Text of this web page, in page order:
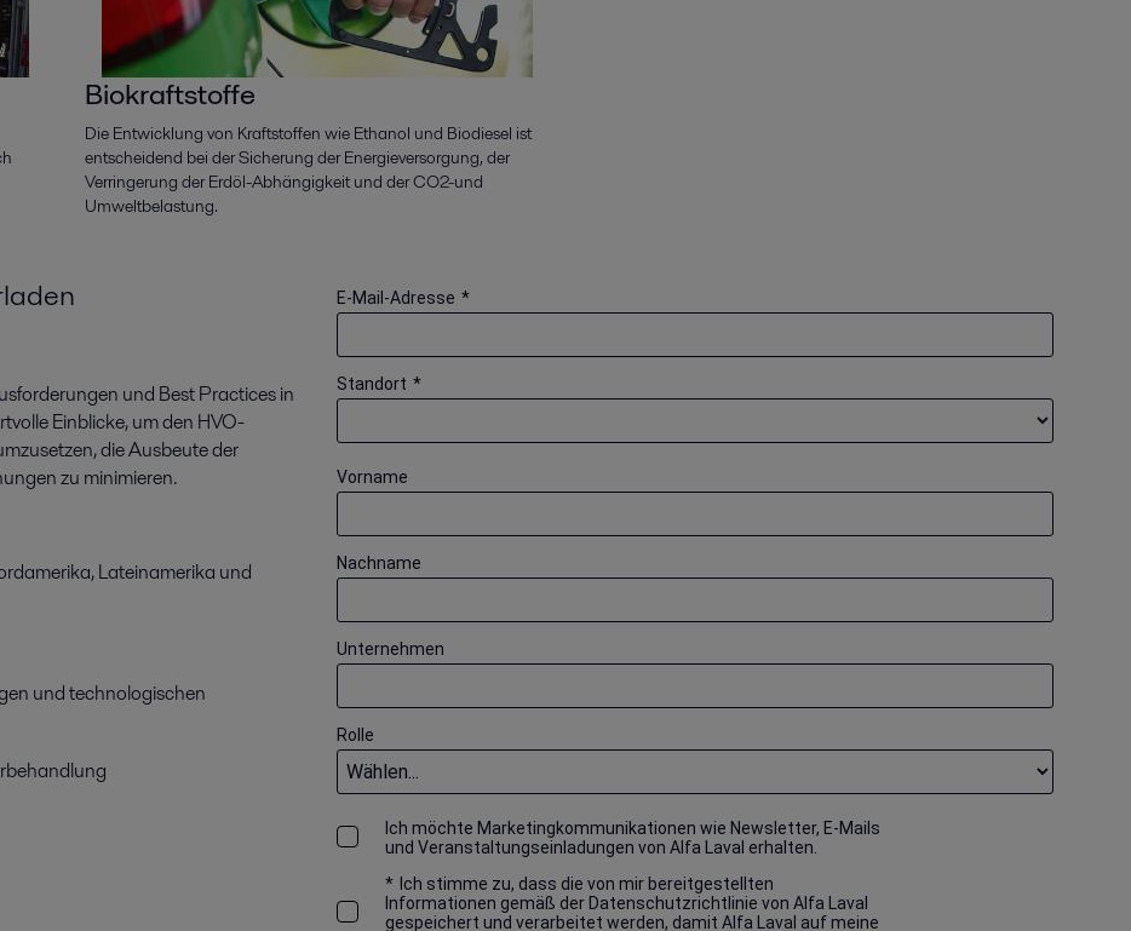
Biokraftstoffe
Die Entwicklung von Kraftstoffen wie Ethanol und Biodiesel ist
entscheidend bei der Sicherung der Energieversorgung, der
Verringerung der Erdöl-Abhängigkeit und der CO2-und
Umweltbelastung.
und Best Practices in
Einblicke, um den HVO-
die Ausbeute der
zu minimieren.
Lateinamerika und
und technologischen
*
E-Mail-Adresse
*
Standort
Vorname
Nachname
Unternehmen
Rolle
Ich möchte Marketingkommunikationen wie Newsletter, E-Mails
und Veranstaltungseinladungen von Alfa Laval erhalten.
* Ich stimme zu, dass die von mir bereitgestellten
Informationen gemäß der Datenschutzrichtlinie von Alfa Laval
gespeichert und verarbeitet werden, damit Alfa Laval auf meine